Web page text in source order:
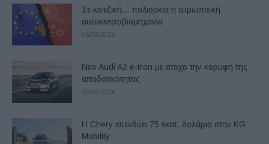
Σε κινεζική… πολιορκία η ευρωπαϊκή
αυτοκινητοβιομηχανία
06/08/2026
Νέο Audi A2 e-tron με στόχο την κορυφή της
αποδοτικότητας
05/08/2026
Η Chery επενδύει 75 εκατ. δολάρια στην KG
Mobility